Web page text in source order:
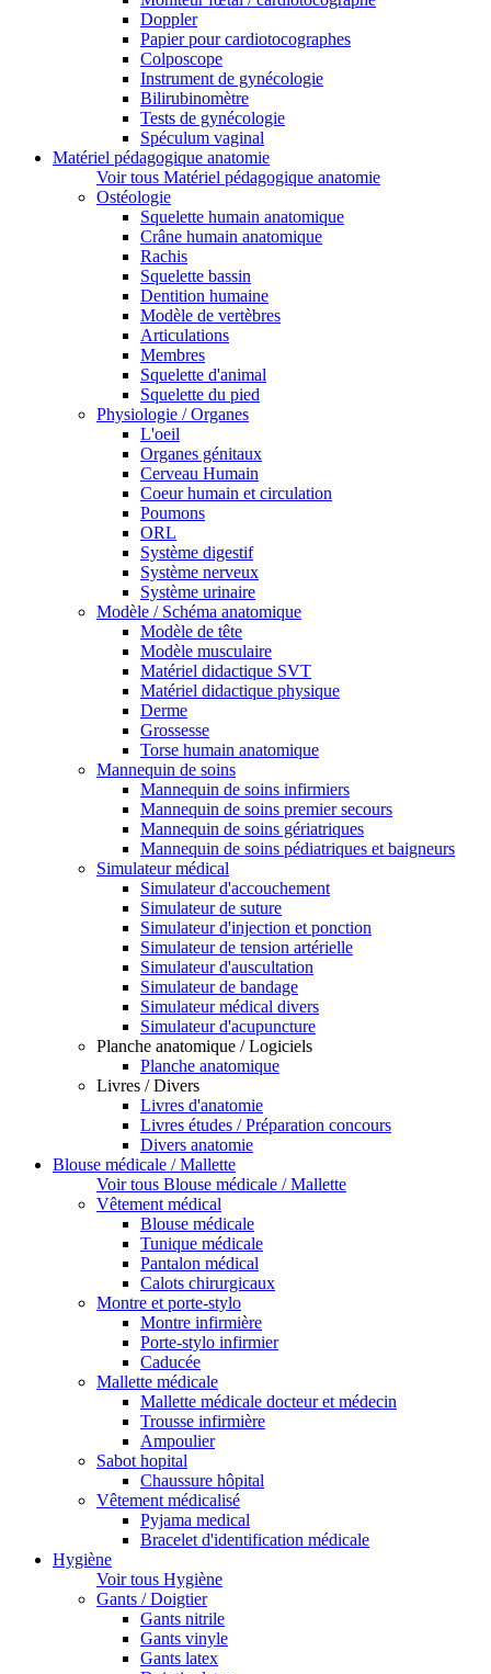
Doppler
Papier pour cardiotocographes
Colposcope
Instrument de gynécologie
Bilirubinomètre
Tests de gynécologie
Spéculum vaginal
Matériel pédagogique anatomie
Voir tous Matériel pédagogique anatomie
Ostéologie
Squelette humain anatomique
Crâne humain anatomique
Rachis
Squelette bassin
Dentition humaine
Modèle de vertèbres
Articulations
Membres
Squelette d'animal
Squelette du pied
Physiologie / Organes
L'oeil
Organes génitaux
Cerveau Humain
Coeur humain et circulation
Poumons
ORL
Système digestif
Système nerveux
Système urinaire
Modèle / Schéma anatomique
Modèle de tête
Modèle musculaire
Matériel didactique SVT
Matériel didactique physique
Derme
Grossesse
Torse humain anatomique
Mannequin de soins
Mannequin de soins infirmiers
Mannequin de soins premier secours
Mannequin de soins gériatriques
Mannequin de soins pédiatriques et baigneurs
Simulateur médical
Simulateur d'accouchement
Simulateur de suture
Simulateur d'injection et ponction
Simulateur de tension artérielle
Simulateur d'auscultation
Simulateur de bandage
Simulateur médical divers
Simulateur d'acupuncture
Planche anatomique / Logiciels
Planche anatomique
Livres / Divers
Livres d'anatomie
Livres études / Préparation concours
Divers anatomie
Blouse médicale / Mallette
Voir tous Blouse médicale / Mallette
Vêtement médical
Blouse médicale
Tunique médicale
Pantalon médical
Calots chirurgicaux
Montre et porte-stylo
Montre infirmière
Porte-stylo infirmier
Caducée
Mallette médicale
Mallette médicale docteur et médecin
Trousse infirmière
Ampoulier
Sabot hopital
Chaussure hôpital
Vêtement médicalisé
Pyjama medical
Bracelet d'identification médicale
Hygiène
Voir tous Hygiène
Gants / Doigtier
Gants nitrile
Gants vinyle
Gants latex